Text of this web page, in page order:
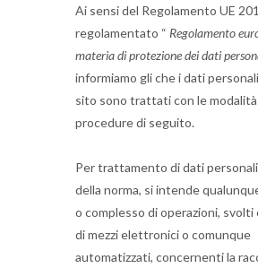
Ai sensi del Regolamento UE
regolamentato “ Regolamento
materia di protezione dei dati
informiamo gli che i dati
sito sono trattati con le
procedure di seguito.
Per trattamento di dati
della norma, si intende
o complesso di operazioni, svolti
di mezzi elettronici o comunque
automatizzati, concernenti la